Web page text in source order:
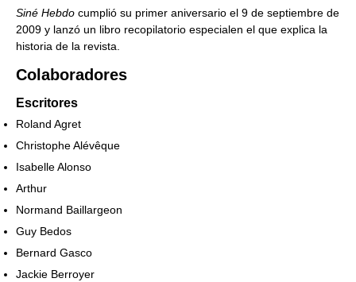
Siné Hebdo cumplió su primer aniversario el 9 de septiembre de
2009 y lanzó un libro recopilatorio especialen el que explica la
historia de la revista.
Colaboradores
Escritores
Roland Agret
Christophe Alévêque
Isabelle Alonso
Arthur
Normand Baillargeon
Guy Bedos
Bernard Gasco
Jackie Berroyer